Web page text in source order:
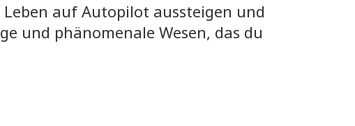
auf Autopilot aussteigen und
und phänomenale Wesen, das du